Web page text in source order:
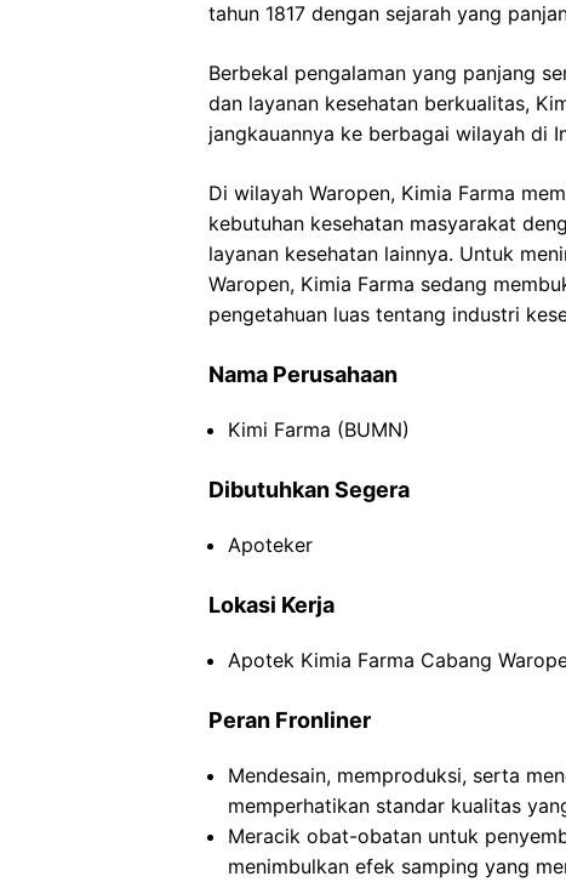
tahun 1817 dengan sejarah yang
Berbekal pengalaman yang panjang
dan layanan kesehatan berkualitas,
jangkauannya ke berbagai wilayah di
Di wilayah Waropen, Kimia Farma
kebutuhan kesehatan masyarakat
layanan kesehatan lainnya. Untuk
Waropen, Kimia Farma sedang
pengetahuan luas tentang industri
Nama Perusahaan
Kimi Farma (BUMN)
Dibutuhkan Segera
Apoteker
Lokasi Kerja
Apotek Kimia Farma Cabang
Peran Fronliner
Mendesain, memproduksi, serta
memperhatikan standar kualitas
Meracik obat-obatan untuk
menimbulkan efek samping yang